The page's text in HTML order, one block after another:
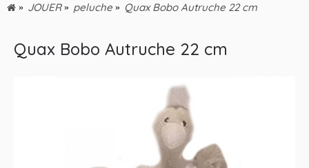
JOUER peluche Quax Bobo Autruche 22 cm
Quax Bobo Autruche 22 cm